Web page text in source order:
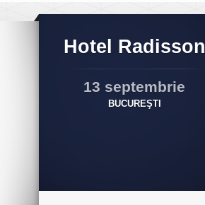
Hotel Radisson
13 septembrie
BUCUREŞTI